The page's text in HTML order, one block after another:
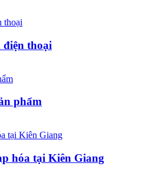
thoại
phẩm
hóa tại Kiên Giang